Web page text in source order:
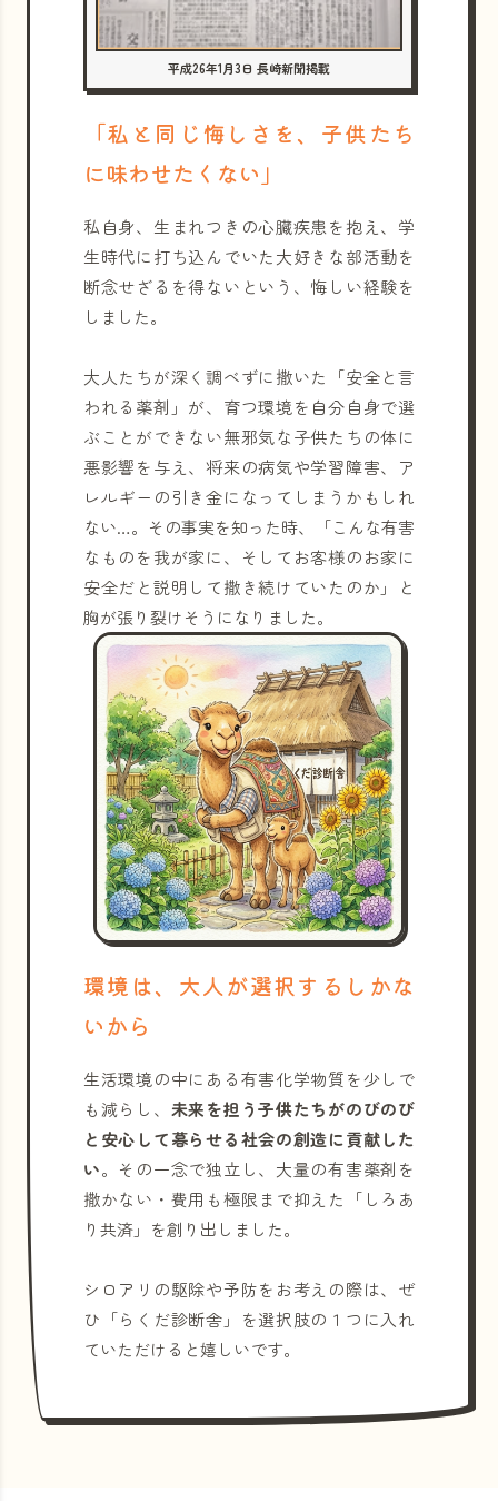
平成26年1月3日 長崎新聞掲載
「私と同じ悔しさを、子供たち
に味わせたくない」
私自身、生まれつきの心臓疾患を抱え、学
生時代に打ち込んでいた大好きな部活動を
断念せざるを得ないという、悔しい経験を
しました。
大人たちが深く調べずに撒いた「安全と言
われる薬剤」が、育つ環境を自分自身で選
ぶことができない無邪気な子供たちの体に
悪影響を与え、将来の病気や学習障害、ア
レルギーの引き金になってしまうかもしれ
ない…。その事実を知った時、「こんな有害
なものを我が家に、そしてお客様のお家に
安全だと説明して撒き続けていたのか」と
胸が張り裂けそうになりました。
環境は、大人が選択するしかな
いから
生活環境の中にある有害化学物質を少しで
も減らし、 未来を担う子供たちがのびのび
と安心して暮らせる社会の創造に貢献した
い。その一念で独立し、大量の有害薬剤を
撒かない・費用も極限まで抑えた「しろあ
り共済」を創り出しました。
シロアリの駆除や予防をお考えの際は、ぜ
ひ「らくだ診断舎」を選択肢の１つに入れ
ていただけると嬉しいです。